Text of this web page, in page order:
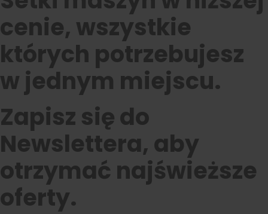
cenie, wszystkie
których potrzebujesz
w jednym miejscu.
Zapisz się do
Newslettera, aby
otrzymać najświeższe
oferty.